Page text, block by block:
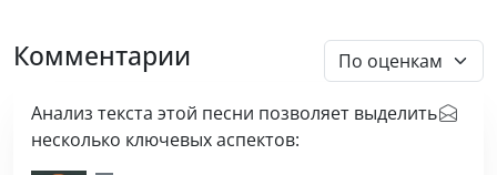
Комментарии
Анализ текста этой песни позволяет выделить
несколько ключевых аспектов: